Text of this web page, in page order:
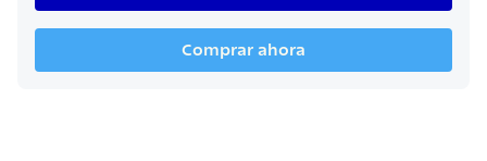
Comprar ahora